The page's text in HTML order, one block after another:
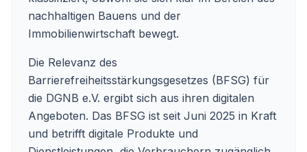
nachhaltigen Bauens und der
Immobilienwirtschaft bewegt.
Die Relevanz des
Barrierefreiheitsstärkungsgesetzes (BFSG) für
die DGNB e.V. ergibt sich aus ihren digitalen
Angeboten. Das BFSG ist seit Juni 2025 in Kraft
und betrifft digitale Produkte und